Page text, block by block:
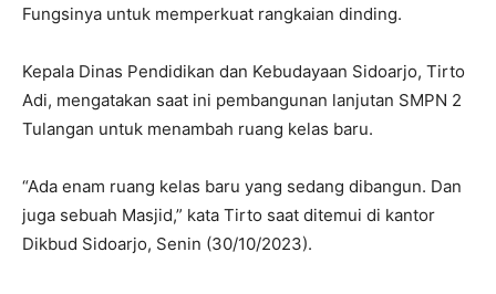
Fungsinya untuk memperkuat rangkaian dinding.
Kepala Dinas Pendidikan dan Kebudayaan Sidoarjo, Tirto
Adi, mengatakan saat ini pembangunan lanjutan SMPN 2
Tulangan untuk menambah ruang kelas baru.
“Ada enam ruang kelas baru yang sedang dibangun. Dan
juga sebuah Masjid,” kata Tirto saat ditemui di kantor
Dikbud Sidoarjo, Senin (30/10/2023).